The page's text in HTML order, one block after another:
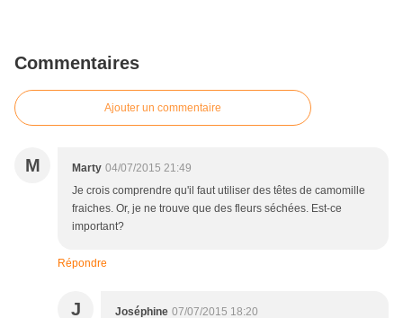
Commentaires
Ajouter un commentaire
M Marty 04/07/2015 21:49
Je crois comprendre qu'il faut utiliser des têtes de camomille
fraiches. Or, je ne trouve que des fleurs séchées. Est-ce
important?
Répondre
J Joséphine 07/07/2015 18:20